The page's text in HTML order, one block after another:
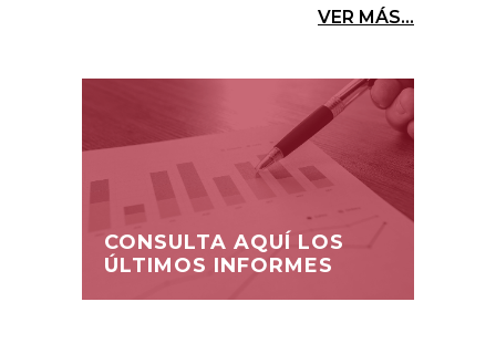
VER MÁS...
CONSULTA AQUÍ LOS
ÚLTIMOS INFORMES